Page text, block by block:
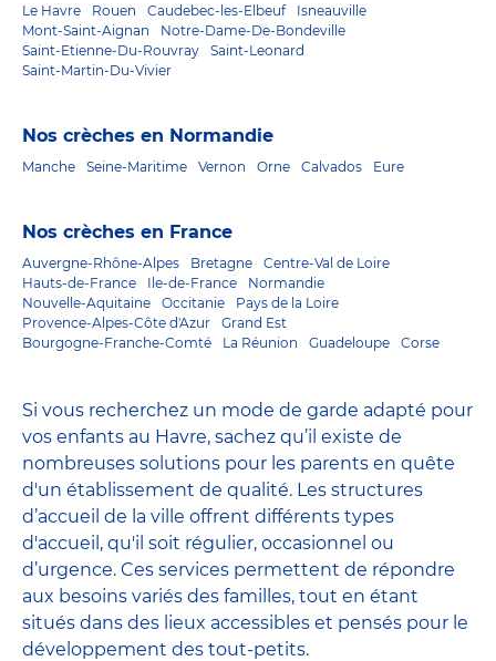
Le Havre Rouen Caudebec-les-Elbeuf
Isneauville
Mont-Saint-Aignan
Notre-Dame-De-Bondeville
Saint-Etienne-Du-Rouvray
Saint-Leonard
Saint-Martin-Du-Vivier
Nos crèches en Normandie
Manche Seine-Maritime Vernon Orne Calvados Eure
Nos crèches en France
Auvergne-Rhône-Alpes Bretagne
Centre-Val de Loire
Hauts-de-France
Ile-de-France
Normandie
Nouvelle-Aquitaine
Occitanie
Pays de la Loire
Provence-Alpes-Côte d'Azur
Grand Est
Bourgogne-Franche-Comté
La Réunion Guadeloupe Corse
Si vous recherchez un mode de garde adapté pour
vos enfants au Havre, sachez qu’il existe de
nombreuses solutions pour les parents en quête
d'un établissement de qualité. Les structures
d’accueil de la ville offrent différents types
d'accueil, qu'il soit régulier, occasionnel ou
d’urgence. Ces services permettent de répondre
aux besoins variés des familles, tout en étant
situés dans des lieux accessibles et pensés pour le
développement des tout-petits.